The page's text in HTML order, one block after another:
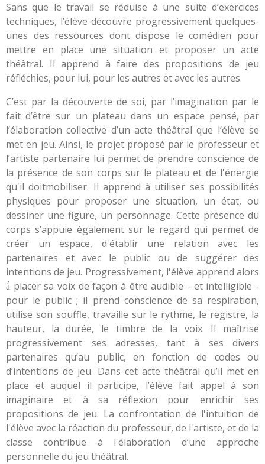
Sans que le travail se réduise à une suite d’exercices
techniques, l’élève découvre progressivement quelques-
unes des ressources dont dispose le comédien pour
mettre en place une situation et proposer un acte
théâtral. Il apprend à faire des propositions de jeu
réfléchies, pour lui, pour les autres et avec les autres.
C’est par la découverte de soi, par l’imagination par le
fait d’être sur un plateau dans un espace pensé, par
l’élaboration collective d’un acte théâtral que l’élève se
met en jeu. Ainsi, le projet proposé par le professeur et
l’artiste partenaire lui permet de prendre conscience de
la présence de son corps sur le plateau et de l'énergie
qu'il doitmobiliser. Il apprend à utiliser ses possibilités
physiques pour proposer une situation, un état, ou
dessiner une figure, un personnage. Cette présence du
corps s’appuie également sur le regard qui permet de
créer un espace, d'établir une relation avec les
partenaires et avec le public ou de suggérer des
intentions de jeu. Progressivement, l'élève apprend alors
à̀ placer sa voix de façon à être audible - et intelligible -
pour le public ; il prend conscience de sa respiration,
utilise son souffle, travaille sur le rythme, le registre, la
hauteur, la durée, le timbre de la voix. Il maîtrise
progressivement ses adresses, tant à ses divers
partenaires qu’au public, en fonction de codes ou
d’intentions de jeu. Dans cet acte théâtral qu’il met en
place et auquel il participe, l’élève fait appel à son
imaginaire et à sa réflexion pour enrichir ses
propositions de jeu. La confrontation de l'intuition de
l'élève avec la réaction du professeur, de l'artiste, et de la
classe contribue à l'élaboration d’une approche
personnelle du jeu théâtral.